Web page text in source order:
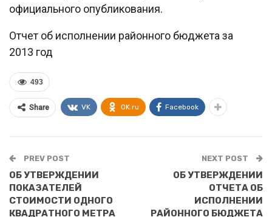
официального опубликования.
Отчет об исполнении районного бюджета за
2013 год
493
Share VK OK.ru Facebook
PREV POST
ОБ УТВЕРЖДЕНИИ
ПОКАЗАТЕЛЕЙ
СТОИМОСТИ ОДНОГО
КВАДРАТНОГО МЕТРА
NEXT POST
ОБ УТВЕРЖДЕНИИ
ОТЧЕТА ОБ
ИСПОЛНЕНИИ
РАЙОННОГО БЮДЖЕТА